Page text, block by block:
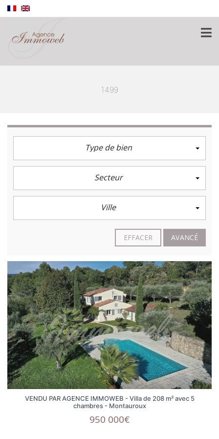
1499
Type de bien
Secteur
Ville
EFFACER AVANCÉ
VENDU PAR AGENCE IMMOWEB - Villa de 208 m² avec 5
chambres - Montauroux
950 000€